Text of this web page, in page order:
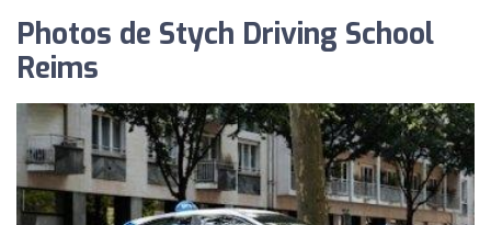
Photos de Stych Driving School
Reims